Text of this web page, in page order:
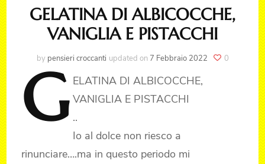
GELATINA DI ALBICOCCHE,
VANIGLIA E PISTACCHI
by pensieri croccanti updated on 7 Febbraio 2022 0
G ELATINA DI ALBICOCCHE,
VANIGLIA E PISTACCHI
..
Io al dolce non riesco a
rinunciare….ma in questo periodo mi